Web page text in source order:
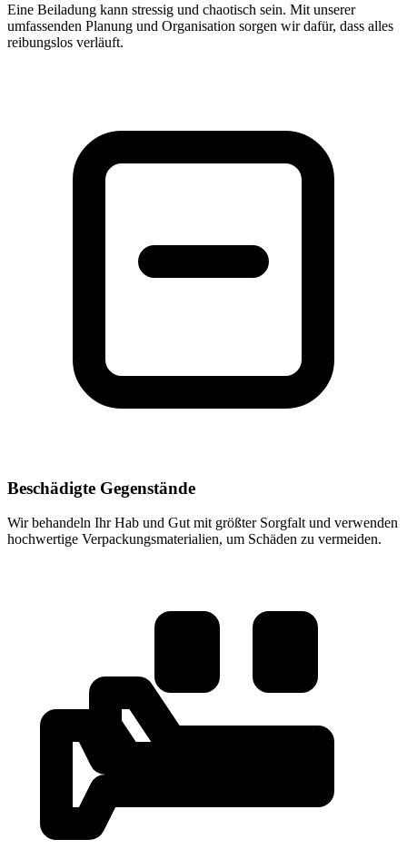
Eine Beiladung kann stressig und chaotisch sein. Mit unserer
umfassenden Planung und Organisation sorgen wir dafür, dass alles
reibungslos verläuft.
Beschädigte Gegenstände
Wir behandeln Ihr Hab und Gut mit größter Sorgfalt und verwenden
hochwertige Verpackungsmaterialien, um Schäden zu vermeiden.